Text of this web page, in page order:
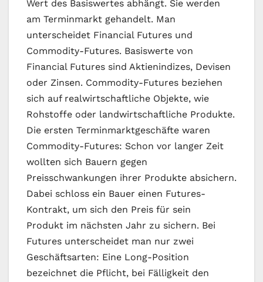
Wert des Basiswertes abhängt. Sie werden
am Terminmarkt gehandelt. Man
unterscheidet Financial Futures und
Commodity-Futures. Basiswerte von
Financial Futures sind Aktienindizes, Devisen
oder Zinsen. Commodity-Futures beziehen
sich auf realwirtschaftliche Objekte, wie
Rohstoffe oder landwirtschaftliche Produkte.
Die ersten Terminmarktgeschäfte waren
Commodity-Futures: Schon vor langer Zeit
wollten sich Bauern gegen
Preisschwankungen ihrer Produkte absichern.
Dabei schloss ein Bauer einen Futures-
Kontrakt, um sich den Preis für sein
Produkt im nächsten Jahr zu sichern. Bei
Futures unterscheidet man nur zwei
Geschäftsarten: Eine Long-Position
bezeichnet die Pflicht, bei Fälligkeit den